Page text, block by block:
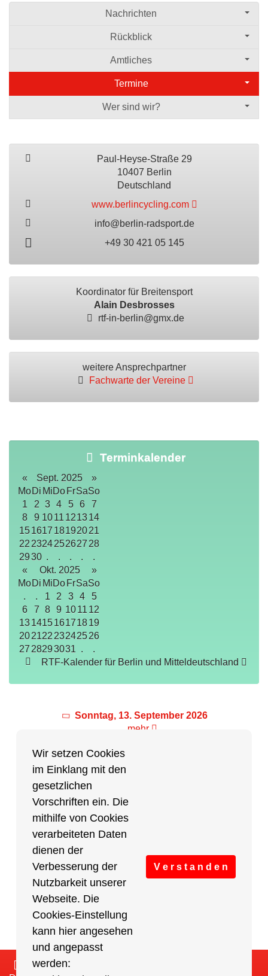
Wir setzen Cookies
im Einklang mit den
gesetzlichen
Vorschriften ein. Die
mithilfe von Cookies
verarbeiteten Daten
dienen der
Verbesserung der
Nutzbarkeit unserer
Webseite. Die
Cookies-Einstellung
kann hier angesehen
und angepasst
werden:
V e r s t a n d e n
Nachrichten
Rückblick
Amtliches
Termine
Wer sind wir?
Paul-Heyse-Straße 29
10407 Berlin
Deutschland
www.berlincycling.com
info@berlin-radsport.de
+49 30 421 05 145
Koordinator für Breitensport
Alain Desbrosses
rtf-in-berlin@gmx.de
weitere Ansprechpartner
Fachwarte der Vereine
Terminkalender
« Sept. 2025
»
MoDi MiDo FrSaSo
1
2 3 4 5 6
7
8
9 1011 121314
151617 18192021
22 2324252627 28
2930 . . . .
.
«
Okt. 2025
»
MoDi MiDo FrSaSo
.
. 1 2 3 4
5
6
7 8 9 1011 12
13141516171819
202122 23242526
27 28293031 .
.
RTF-Kalender für Berlin und Mitteldeutschland
Sonntag, 13. September 2026
mehr
Partner des Breitensports
Impressum